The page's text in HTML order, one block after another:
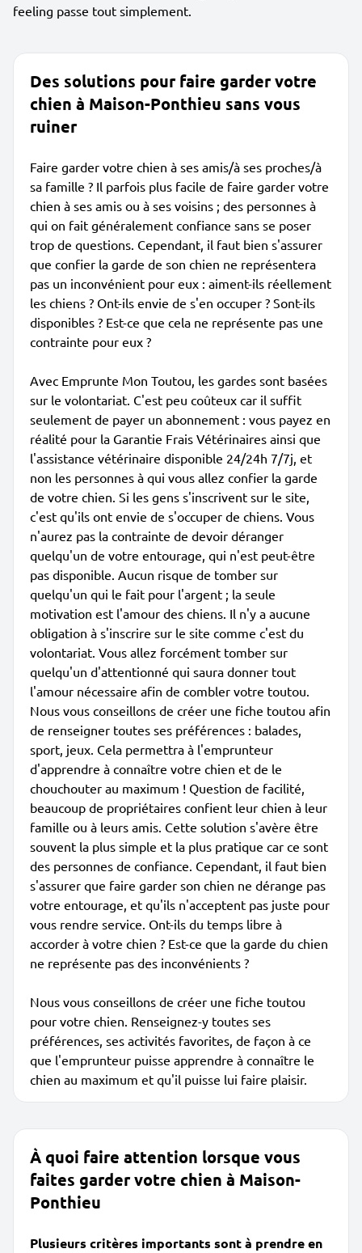
feeling passe tout simplement.
Des solutions pour faire garder votre
chien à Maison-Ponthieu sans vous
ruiner
Faire garder votre chien à ses amis/à ses proches/à
sa famille ? Il parfois plus facile de faire garder votre
chien à ses amis ou à ses voisins ; des personnes à
qui on fait généralement confiance sans se poser
trop de questions. Cependant, il faut bien s'assurer
que confier la garde de son chien ne représentera
pas un inconvénient pour eux : aiment-ils réellement
les chiens ? Ont-ils envie de s'en occuper ? Sont-ils
disponibles ? Est-ce que cela ne représente pas une
contrainte pour eux ?
Avec Emprunte Mon Toutou, les gardes sont basées
sur le volontariat. C'est peu coûteux car il suffit
seulement de payer un abonnement : vous payez en
réalité pour la Garantie Frais Vétérinaires ainsi que
l'assistance vétérinaire disponible 24/24h 7/7j, et
non les personnes à qui vous allez confier la garde
de votre chien. Si les gens s'inscrivent sur le site,
c'est qu'ils ont envie de s'occuper de chiens. Vous
n'aurez pas la contrainte de devoir déranger
quelqu'un de votre entourage, qui n'est peut-être
pas disponible. Aucun risque de tomber sur
quelqu'un qui le fait pour l'argent ; la seule
motivation est l'amour des chiens. Il n'y a aucune
obligation à s'inscrire sur le site comme c'est du
volontariat. Vous allez forcément tomber sur
quelqu'un d'attentionné qui saura donner tout
l'amour nécessaire afin de combler votre toutou.
Nous vous conseillons de créer une fiche toutou afin
de renseigner toutes ses préférences : balades,
sport, jeux. Cela permettra à l'emprunteur
d'apprendre à connaître votre chien et de le
chouchouter au maximum ! Question de facilité,
beaucoup de propriétaires confient leur chien à leur
famille ou à leurs amis. Cette solution s'avère être
souvent la plus simple et la plus pratique car ce sont
des personnes de confiance. Cependant, il faut bien
s'assurer que faire garder son chien ne dérange pas
votre entourage, et qu'ils n'acceptent pas juste pour
vous rendre service. Ont-ils du temps libre à
accorder à votre chien ? Est-ce que la garde du chien
ne représente pas des inconvénients ?
Nous vous conseillons de créer une fiche toutou
pour votre chien. Renseignez-y toutes ses
préférences, ses activités favorites, de façon à ce
que l'emprunteur puisse apprendre à connaître le
chien au maximum et qu'il puisse lui faire plaisir.
À quoi faire attention lorsque vous
faites garder votre chien à Maison-
Ponthieu
Plusieurs critères importants sont à prendre en